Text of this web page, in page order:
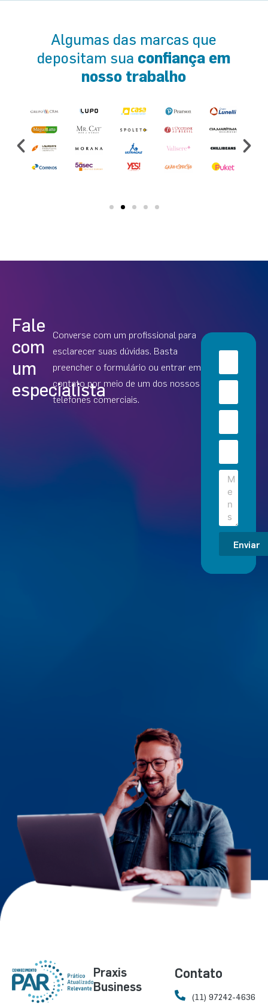
Algumas das marcas que
depositam sua confiança em
nosso trabalho
Fale
com
um
especialista
Converse com um profissional para
esclarecer suas dúvidas. Basta
preencher o formulário ou entrar em
contato por meio de um dos nossos
telefones comerciais.
Enviar
Praxis
Business
Contato
(11) 97242-4636